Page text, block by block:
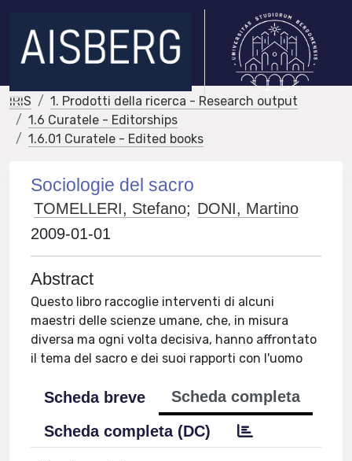
IRIS
1. Prodotti della ricerca - Research output
1.6 Curatele - Editorships
1.6.01 Curatele - Edited books
Sociologie del sacro
TOMELLERI, Stefano; DONI, Martino
2009-01-01
Abstract
Questo libro raccoglie interventi di alcuni
maestri delle scienze umane, che, in misura
diversa ma ogni volta decisiva, hanno affrontato
il tema del sacro e dei suoi rapporti con l'uomo
Scheda breve
Scheda completa
Scheda completa (DC)